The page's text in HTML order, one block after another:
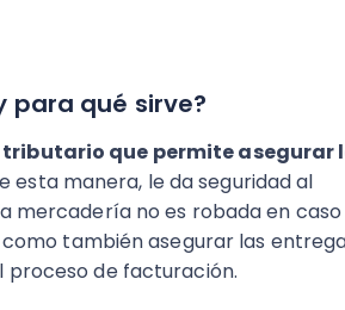
para qué sirve?
que permite asegurar
esta manera, le da seguridad al
mercadería no es robada en caso
también asegurar las
de facturación.